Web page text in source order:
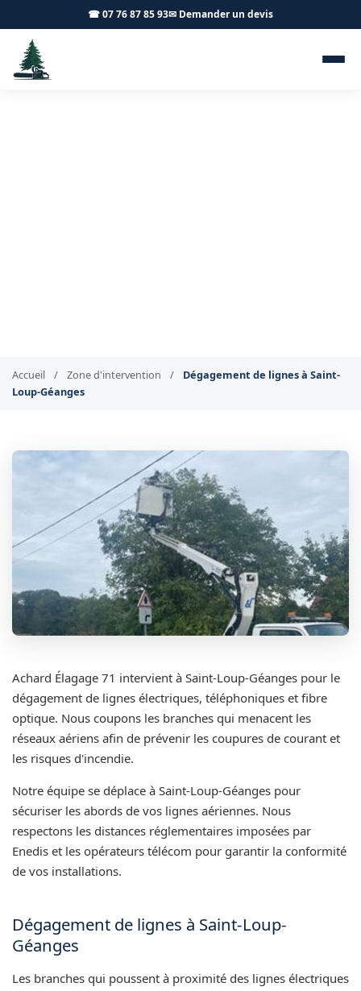
☎ 07 76 87 85 93✉ Demander un devis
Accueil / Zone d'intervention /
Dégagement de lignes à Saint-
Loup-Géanges
Achard Élagage 71 intervient à Saint-Loup-Géanges pour le
dégagement de lignes électriques, téléphoniques et fibre
optique. Nous coupons les branches qui menacent les
réseaux aériens afin de prévenir les coupures de courant et
les risques d'incendie.
Notre équipe se déplace à Saint-Loup-Géanges pour
sécuriser les abords de vos lignes aériennes. Nous
respectons les distances réglementaires imposées par
Enedis et les opérateurs télécom pour garantir la conformité
de vos installations.
Dégagement de lignes à Saint-Loup-
Géanges
Les branches qui poussent à proximité des lignes électriques